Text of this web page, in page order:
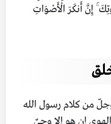
إِنَّ أَنكَرَ الْأَصْوَاتِ
من كلام رسول الله
إن هو إلا وحيٌ